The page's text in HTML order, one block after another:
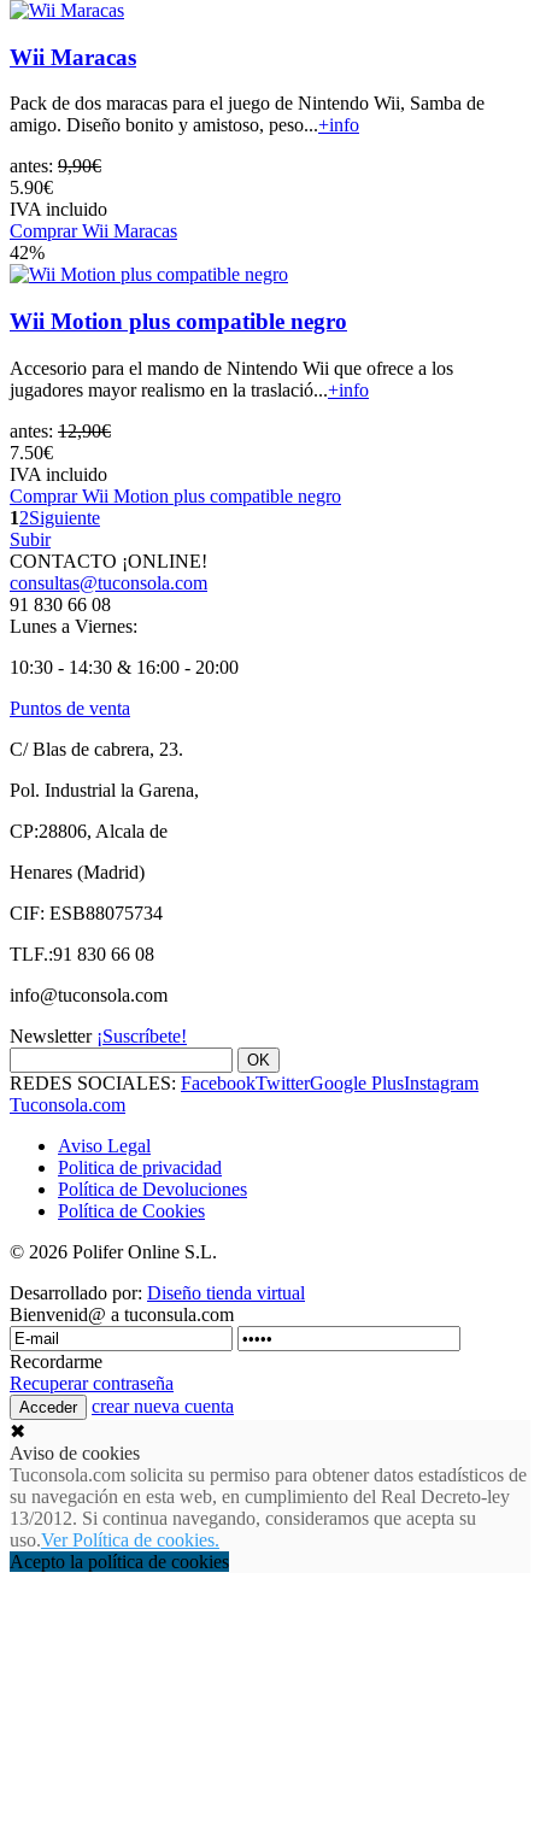
Wii Maracas
Pack de dos maracas para el juego de Nintendo Wii, Samba de
amigo. Diseño bonito y amistoso, peso...+info
antes: 9,90€
5.90€
IVA incluido
Comprar Wii Maracas
42%
Wii Motion plus compatible negro
Accesorio para el mando de Nintendo Wii que ofrece a los
jugadores mayor realismo en la traslació...+info
antes: 12,90€
7.50€
IVA incluido
Comprar Wii Motion plus compatible negro
12Siguiente
Subir
CONTACTO ¡ONLINE!
consultas@tuconsola.com
91 830 66 08
Lunes a Viernes:
10:30 - 14:30 & 16:00 - 20:00
Puntos de venta
C/ Blas de cabrera, 23.
Pol. Industrial la Garena,
CP:28806, Alcala de
Henares (Madrid)
CIF: ESB88075734
TLF.:91 830 66 08
info@tuconsola.com
Newsletter ¡Suscríbete!
OK
REDES SOCIALES: FacebookTwitterGoogle PlusInstagram
Tuconsola.com
Aviso Legal
Politica de privacidad
Política de Devoluciones
Política de Cookies
© 2026 Polifer Online S.L.
Desarrollado por: Diseño tienda virtual
Bienvenid@ a tuconsula.com
Recordarme
Recuperar contraseña
crear nueva cuenta
✖
Aviso de cookies
Tuconsola.com solicita su permiso para obtener datos estadísticos de
su navegación en esta web, en cumplimiento del Real Decreto-ley
13/2012. Si continua navegando, consideramos que acepta su
uso.Ver Política de cookies.
Acepto la política de cookies